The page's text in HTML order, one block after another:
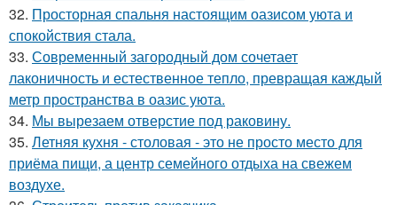
32. Просторная спальня настоящим оазисом уюта и
спокойствия стала.
33. Современный загородный дом сочетает
лаконичность и естественное тепло, превращая каждый
метр пространства в оазис уюта.
34. Мы вырезаем отверстие под раковину.
35. Летняя кухня - столовая - это не просто место для
приёма пищи, а центр семейного отдыха на свежем
воздухе.